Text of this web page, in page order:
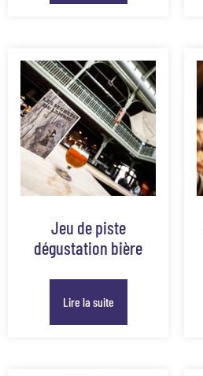
Jeu de piste
dégustation bière
Lire la suite